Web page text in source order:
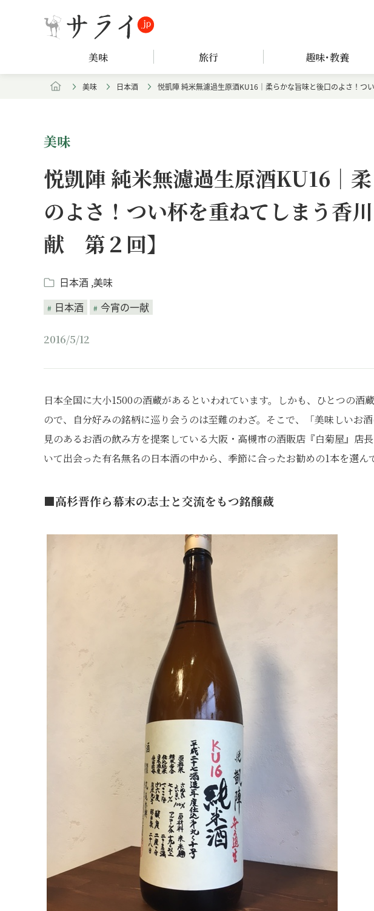
美味 旅行 趣味･教養
美味 日本酒 悦凱陣 純米無濾過生原酒KU16｜柔らかな旨味と後口のよさ！つ
美味
悦凱陣 純米無濾過生原酒KU16｜
のよさ！つい杯を重ねてしまう香
献 第２回】
日本酒 美味
日本酒
今宵の一献
2016/5/12
日本全国に大小1500の酒蔵があるといわれています。しかも、ひとつの酒
ので、自分好みの銘柄に巡り会うのは至難のわざ。そこで、「美味しいお
見のあるお酒の飲み方を提案している大阪・高槻市の酒販店『白菊屋』店
いて出会った有名無名の日本酒の中から、季節に合ったお勧めの1本を選ん
■高杉晋作ら幕末の志士と交流をもつ銘醸蔵